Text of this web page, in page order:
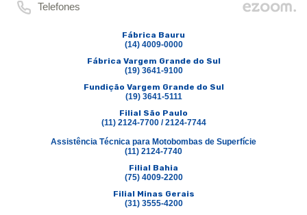
Telefones
Fábrica Bauru
(14) 4009-0000
Fábrica Vargem Grande do Sul
(19) 3641-9100
Fundição Vargem Grande do Sul
(19) 3641-5111
Filial São Paulo
(11) 2124-7700 / 2124-7744
Assistência Técnica para Motobombas de Superfície
(11) 2124-7740
Filial Bahia
(75) 4009-2200
Filial Minas Gerais
(31) 3555-4200